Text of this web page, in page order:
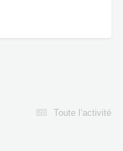
Toute l’activité